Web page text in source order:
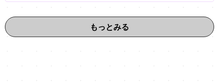
もっとみる